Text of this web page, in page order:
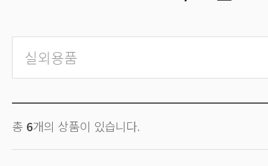
실외용품
총 6개의 상품이 있습니다.